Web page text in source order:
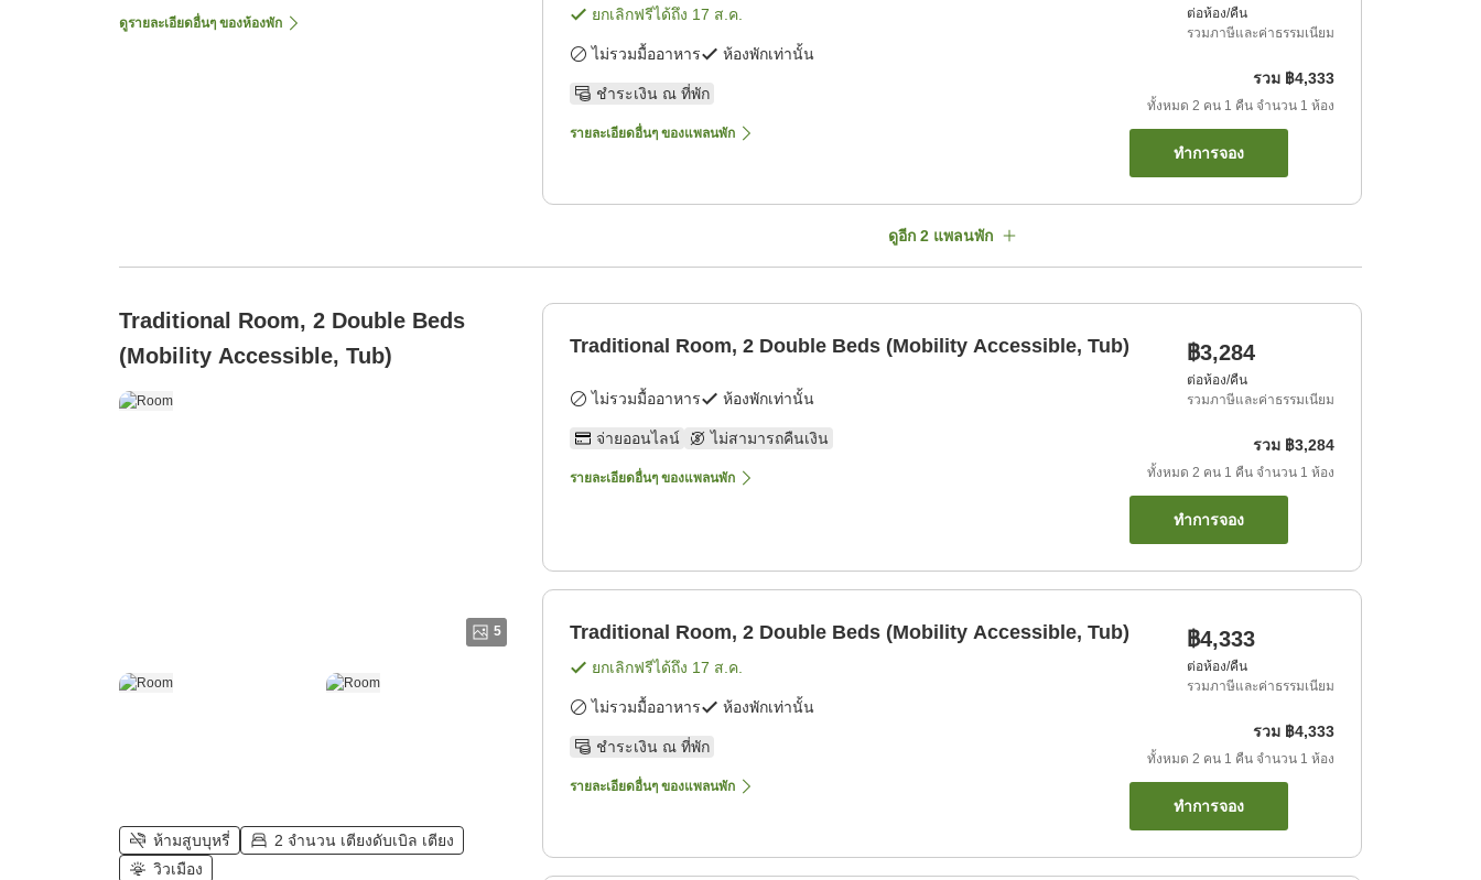
ดูรายละเอียดอื่นๆ ของห้องพัก ยกเลิกฟรีได้ถึง 17 ส.ค.
ไม่รวมมื้ออาหาร ห้องพักเท่านั้น
ชำระเงิน ณ ที่พัก
รายละเอียดอื่นๆ ของแพลนพัก
ต่อห้อง/คืน
รวมภาษีและค่าธรรมเนียม
รวม ฿4,333
ทั้งหมด 2 คน 1 คืน จำนวน 1 ห้อง
ทำการจอง
ดูอีก 2แพลนพัก
Traditional Room, 2 Double Beds
(Mobility Accessible, Tub)
5
ห้ามสูบบุหรี่
2 จำนวน เตียงดับเบิล เตียง
วิวเมือง
Traditional Room, 2 Double Beds (Mobility Accessible, Tub)
ไม่รวมมื้ออาหาร ห้องพักเท่านั้น
จ่ายออนไลน์ ไม่สามารถคืนเงิน
รายละเอียดอื่นๆ ของแพลนพัก
฿3,284
ต่อห้อง/คืน
รวมภาษีและค่าธรรมเนียม
รวม ฿3,284
ทั้งหมด 2 คน 1 คืน จำนวน 1 ห้อง
ทำการจอง
Traditional Room, 2 Double Beds (Mobility Accessible, Tub)
ยกเลิกฟรีได้ถึง 17 ส.ค.
ไม่รวมมื้ออาหาร ห้องพักเท่านั้น
ชำระเงิน ณ ที่พัก
รายละเอียดอื่นๆ ของแพลนพัก
฿4,333
ต่อห้อง/คืน
รวมภาษีและค่าธรรมเนียม
รวม ฿4,333
ทั้งหมด 2 คน 1 คืน จำนวน 1 ห้อง
ทำการจอง